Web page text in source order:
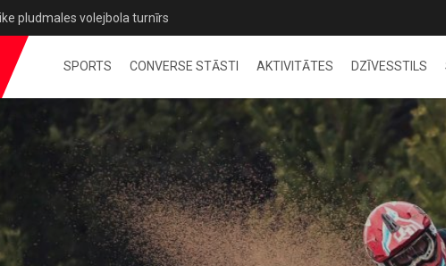
pludmales volejbola turnīrs
SPORTS CONVERSE STĀSTI AKTIVITĀTES DZĪVESSTILS